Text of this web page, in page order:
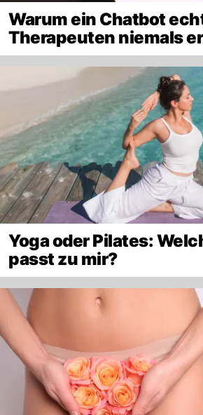
Warum ein Chatbot
Therapeuten niemals
Yoga oder Pilates:
passt zu mir?